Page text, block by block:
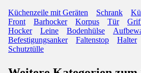
Küchenzeile mit Geräten Schrank
Front
Barhocker Korpus Tür
Hocker
Leine Bodenhülse
Befestigungsanker
Faltenstop Halter
Schutztülle